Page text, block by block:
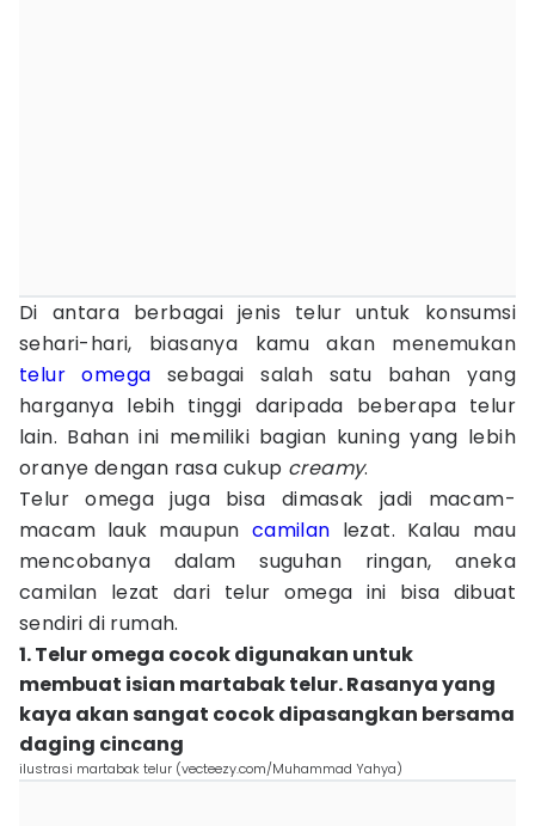
Di antara berbagai jenis telur untuk konsumsi
sehari-hari, biasanya kamu akan menemukan
telur omega sebagai salah satu bahan yang
harganya lebih tinggi daripada beberapa telur
lain. Bahan ini memiliki bagian kuning yang lebih
oranye dengan rasa cukup creamy.
Telur omega juga bisa dimasak jadi macam-
macam lauk maupun camilan lezat. Kalau mau
mencobanya dalam suguhan ringan, aneka
camilan lezat dari telur omega ini bisa dibuat
sendiri di rumah.
1. Telur omega cocok digunakan untuk
membuat isian martabak telur. Rasanya yang
kaya akan sangat cocok dipasangkan bersama
daging cincang
ilustrasi martabak telur (vecteezy.com/Muhammad Yahya)